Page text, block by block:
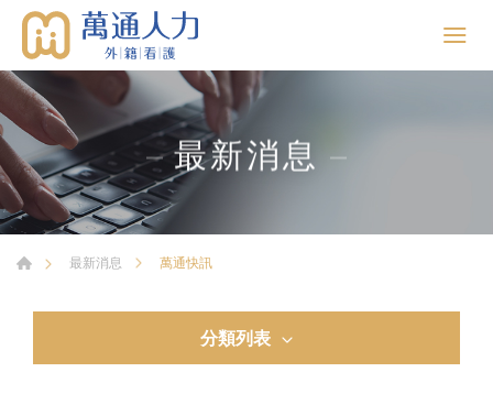
最新消息
最新消息 萬通快訊
分類列表